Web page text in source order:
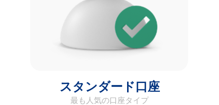
スタンダード口座
最も人気の口座タイプ